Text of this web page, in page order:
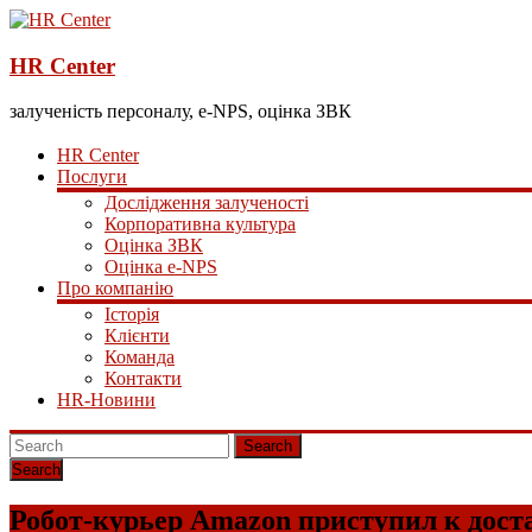
HR Center
залученість персоналу, e-NPS, оцінка ЗВК
HR Center
Послуги
Дослідження залученості
Корпоративна культура
Оцінка ЗВК
Оцінка e-NPS
Про компанію
Історія
Клієнти
Команда
Контакти
HR-Новини
Search
Робот-курьер Amazon приступил к